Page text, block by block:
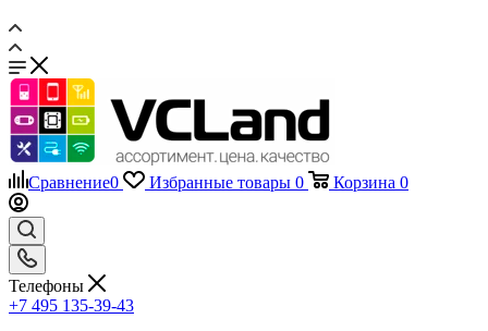
Сравнение0 Избранные товары 0 Корзина 0
Телефоны
+7 495 135-39-43